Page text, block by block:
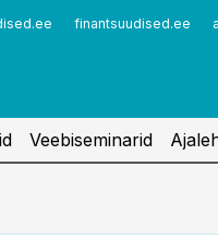
finantsuudised.ee
Veebiseminarid